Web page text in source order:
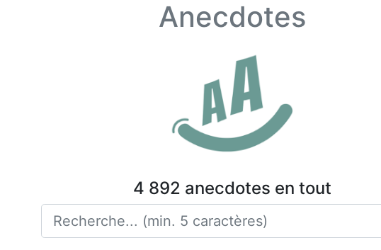
Anecdotes
4 892 anecdotes en tout